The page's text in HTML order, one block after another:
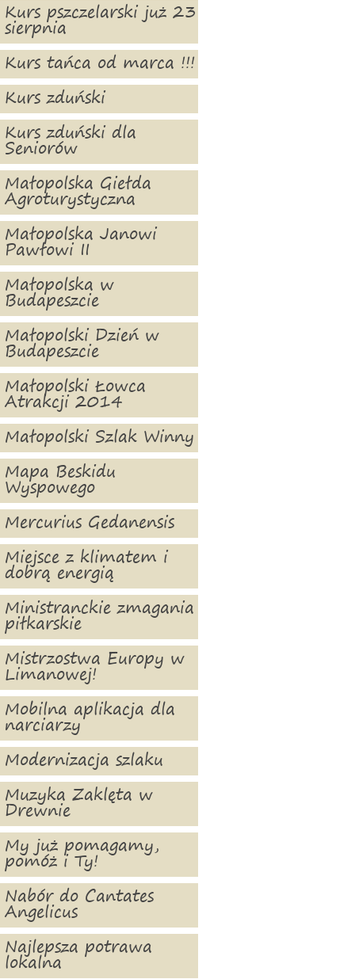
Kurs pszczelarski już 23
sierpnia
Kurs tańca od marca !!!
Kurs zduński
Kurs zduński dla
Seniorów
Małopolska Giełda
Agroturystyczna
Małopolska Janowi
Pawłowi II
Małopolska w
Budapeszcie
Małopolski Dzień w
Budapeszcie
Małopolski Łowca
Atrakcji 2014
Małopolski Szlak Winny
Mapa Beskidu
Wyspowego
Mercurius Gedanensis
Miejsce z klimatem i
dobrą energią
Ministranckie zmagania
piłkarskie
Mistrzostwa Europy w
Limanowej!
Mobilna aplikacja dla
narciarzy
Modernizacja szlaku
Muzyka Zaklęta w
Drewnie
My już pomagamy,
pomóż i Ty!
Nabór do Cantates
Angelicus
Najlepsza potrawa
lokalna